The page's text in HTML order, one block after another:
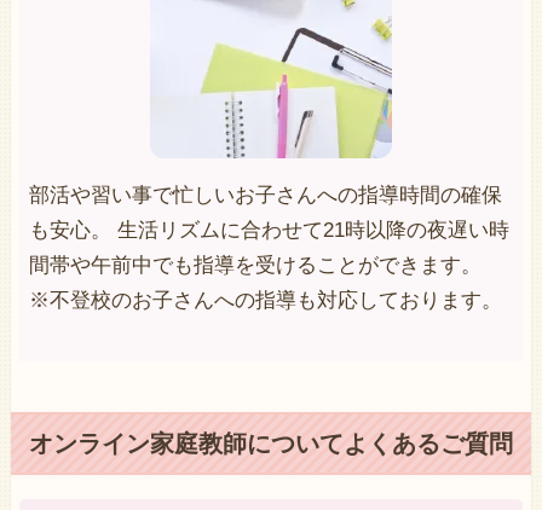
部活や習い事で忙しいお子さんへの指導時間の確保
も安心。 生活リズムに合わせて21時以降の夜遅い時
間帯や午前中でも指導を受けることができます。
※不登校のお子さんへの指導も対応しております。
オンライン家庭教師についてよくあるご質問